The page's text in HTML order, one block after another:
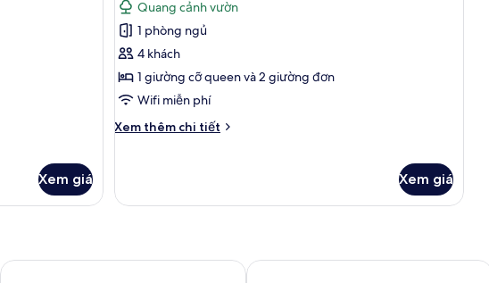
Xem giá
cả
ảnh
Phòng
dành
cho
đình,
Quang cảnh vườn
1 phòng ngủ
4 khách
1 giường cỡ queen và 2 giường đơn
Wifi miễn phí
Xem thêm chi tiết
Chi
dành
Xem giá
Cascina Tre Botti Hotel Monteverde